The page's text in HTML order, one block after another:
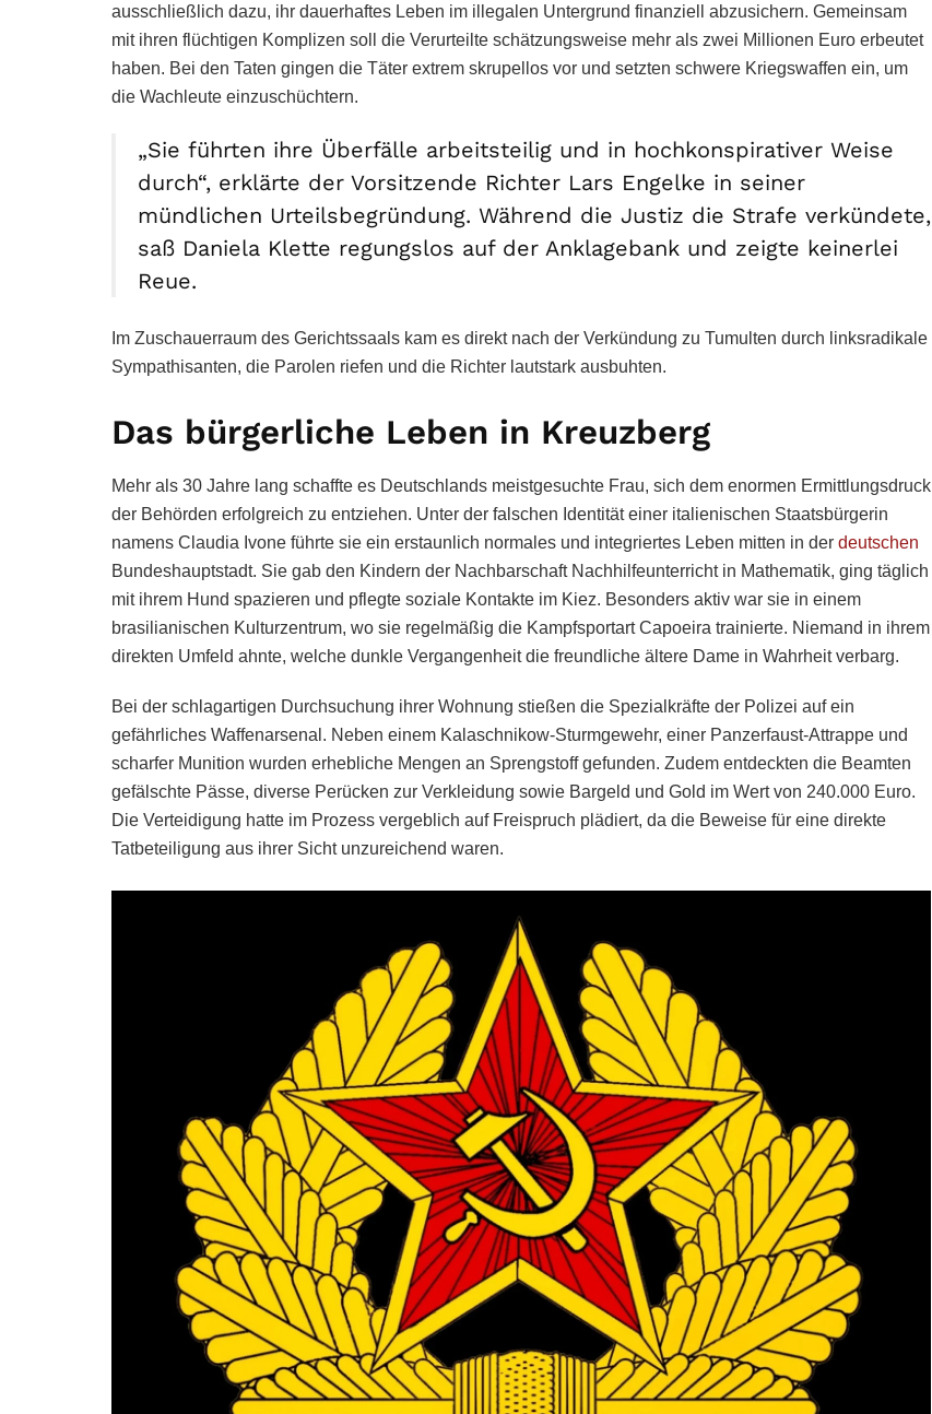
ausschließlich dazu, ihr dauerhaftes Leben im illegalen Untergrund finanziell abzusichern. Gemeinsam
mit ihren flüchtigen Komplizen soll die Verurteilte schätzungsweise mehr als zwei Millionen Euro erbeutet
haben. Bei den Taten gingen die Täter extrem skrupellos vor und setzten schwere Kriegswaffen ein, um
die Wachleute einzuschüchtern.
„Sie führten ihre Überfälle arbeitsteilig und in hochkonspirativer Weise
durch“, erklärte der Vorsitzende Richter Lars Engelke in seiner
mündlichen Urteilsbegründung. Während die Justiz die Strafe verkündete,
saß Daniela Klette regungslos auf der Anklagebank und zeigte keinerlei
Reue.
Im Zuschauerraum des Gerichtssaals kam es direkt nach der Verkündung zu Tumulten durch linksradikale
Sympathisanten, die Parolen riefen und die Richter lautstark ausbuhten.
Das bürgerliche Leben in Kreuzberg
Mehr als 30 Jahre lang schaffte es Deutschlands meistgesuchte Frau, sich dem enormen Ermittlungsdruck
der Behörden erfolgreich zu entziehen. Unter der falschen Identität einer italienischen Staatsbürgerin
namens Claudia Ivone führte sie ein erstaunlich normales und integriertes Leben mitten in der deutschen
Bundeshauptstadt. Sie gab den Kindern der Nachbarschaft Nachhilfeunterricht in Mathematik, ging täglich
mit ihrem Hund spazieren und pflegte soziale Kontakte im Kiez. Besonders aktiv war sie in einem
brasilianischen Kulturzentrum, wo sie regelmäßig die Kampfsportart Capoeira trainierte. Niemand in ihrem
direkten Umfeld ahnte, welche dunkle Vergangenheit die freundliche ältere Dame in Wahrheit verbarg.
Bei der schlagartigen Durchsuchung ihrer Wohnung stießen die Spezialkräfte der Polizei auf ein
gefährliches Waffenarsenal. Neben einem Kalaschnikow-Sturmgewehr, einer Panzerfaust-Attrappe und
scharfer Munition wurden erhebliche Mengen an Sprengstoff gefunden. Zudem entdeckten die Beamten
gefälschte Pässe, diverse Perücken zur Verkleidung sowie Bargeld und Gold im Wert von 240.000 Euro.
Die Verteidigung hatte im Prozess vergeblich auf Freispruch plädiert, da die Beweise für eine direkte
Tatbeteiligung aus ihrer Sicht unzureichend waren.